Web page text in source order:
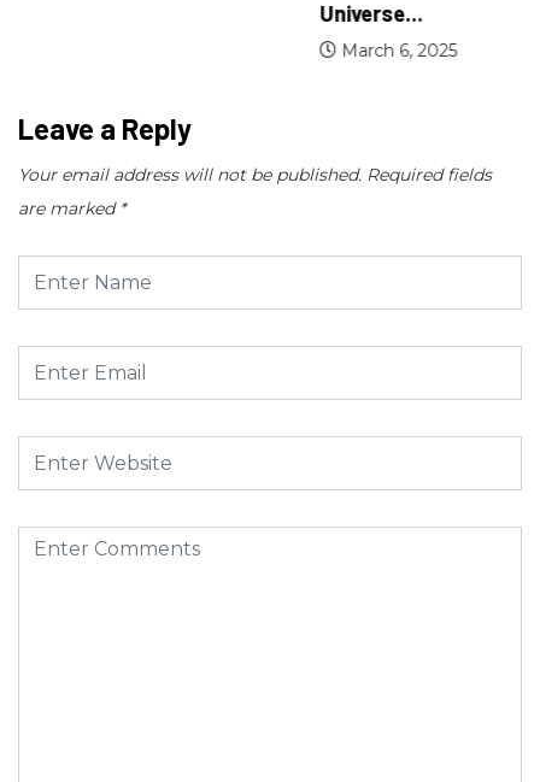
Leave a Reply
Your email address will not be published. Required fields
are marked *